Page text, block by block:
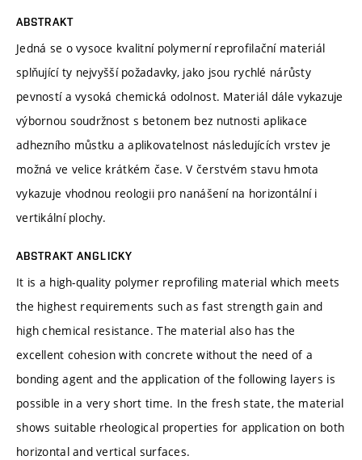
ABSTRAKT
Jedná se o vysoce kvalitní polymerní reprofilační materiál
splňující ty nejvyšší požadavky, jako jsou rychlé nárůsty
pevností a vysoká chemická odolnost. Materiál dále vykazuje
výbornou soudržnost s betonem bez nutnosti aplikace
adhezního můstku a aplikovatelnost následujících vrstev je
možná ve velice krátkém čase. V čerstvém stavu hmota
vykazuje vhodnou reologii pro nanášení na horizontální i
vertikální plochy.
ABSTRAKT ANGLICKY
It is a high-quality polymer reprofiling material which meets
the highest requirements such as fast strength gain and
high chemical resistance. The material also has the
excellent cohesion with concrete without the need of a
bonding agent and the application of the following layers is
possible in a very short time. In the fresh state, the material
shows suitable rheological properties for application on both
horizontal and vertical surfaces.